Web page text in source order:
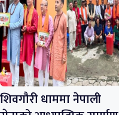
शिवगौरी धाममा नेपाली